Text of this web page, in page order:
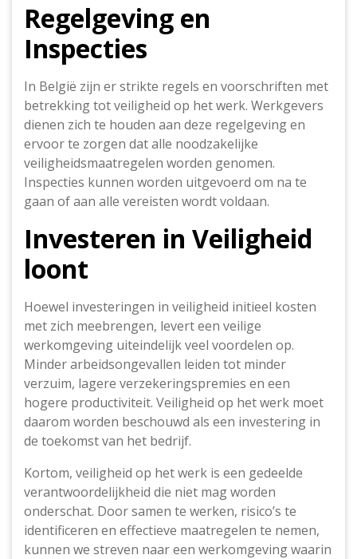
Regelgeving en
Inspecties
In België zijn er strikte regels en voorschriften met
betrekking tot veiligheid op het werk. Werkgevers
dienen zich te houden aan deze regelgeving en
ervoor te zorgen dat alle noodzakelijke
veiligheidsmaatregelen worden genomen.
Inspecties kunnen worden uitgevoerd om na te
gaan of aan alle vereisten wordt voldaan.
Investeren in Veiligheid
loont
Hoewel investeringen in veiligheid initieel kosten
met zich meebrengen, levert een veilige
werkomgeving uiteindelijk veel voordelen op.
Minder arbeidsongevallen leiden tot minder
verzuim, lagere verzekeringspremies en een
hogere productiviteit. Veiligheid op het werk moet
daarom worden beschouwd als een investering in
de toekomst van het bedrijf.
Kortom, veiligheid op het werk is een gedeelde
verantwoordelijkheid die niet mag worden
onderschat. Door samen te werken, risico’s te
identificeren en effectieve maatregelen te nemen,
kunnen we streven naar een werkomgeving waarin